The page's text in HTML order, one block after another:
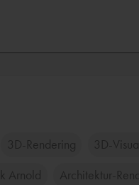
3D-Rendering 3D-
Arnold Architektur-